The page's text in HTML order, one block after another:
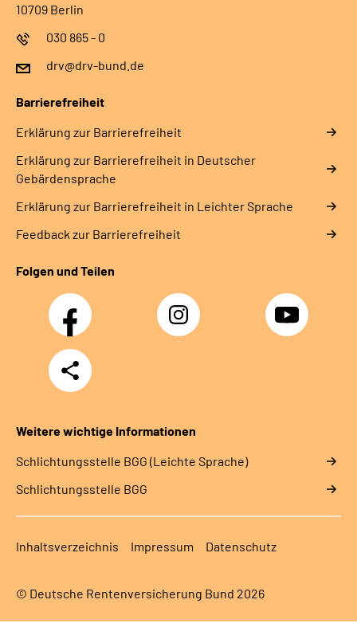
10709 Berlin
030 865 - 0
drv@drv-bund.de
Barrierefreiheit
Erklärung zur Barrierefreiheit
Erklärung zur Barrierefreiheit in Deutscher
Gebärdensprache
Erklärung zur Barrierefreiheit in Leichter Sprache
Feedback zur Barrierefreiheit
Folgen und Teilen
Facebook Instagram YouTube
Teilen
Weitere wichtige Informationen
Schlich­tungs­stel­le BGG (Leichte Sprache)
Schlich­tungs­stel­le BGG
Inhaltsverzeichnis Impressum Datenschutz
© Deutsche Rentenversicherung Bund 2026